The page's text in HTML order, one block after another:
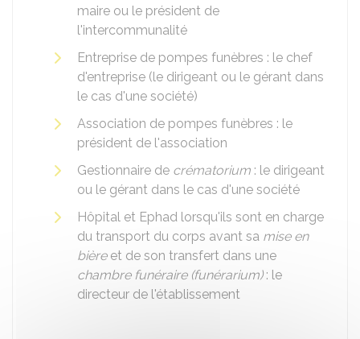
maire ou le président de
l'intercommunalité
Entreprise de pompes funèbres : le chef
d'entreprise (le dirigeant ou le gérant dans
le cas d'une société)
Association de pompes funèbres : le
président de l'association
Gestionnaire de crématorium : le dirigeant
ou le gérant dans le cas d'une société
Hôpital et Ephad lorsqu'ils sont en charge
du transport du corps avant sa mise en
bièreet de son transfert dans une
chambre funéraire (funérarium): le
directeur de l'établissement